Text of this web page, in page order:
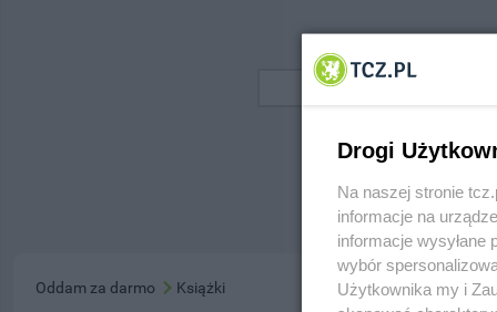
Oddam za darmo Książki
Drogi
Na naszej stronie
informacje na
informacje wysyłane
wybór
Użytkownika my i